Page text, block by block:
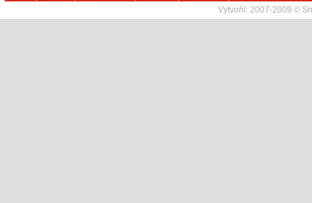
Vytvořil: 2007-2009 ©